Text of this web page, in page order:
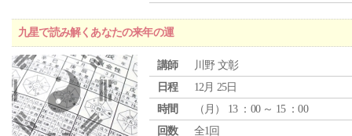
九星で読み解くあなたの来年の運
講師
川野 文彰
日程
12月 25日
時間
（ 月 ） 13 ：00 ～ 15 ：00
回数
全1回